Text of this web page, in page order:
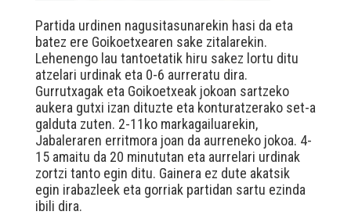
Partida urdinen nagusitasunarekin hasi da eta
batez ere Goikoetxearen sake zitalarekin.
Lehenengo lau tantoetatik hiru sakez lortu ditu
atzelari urdinak eta 0-6 aurreratu dira.
Gurrutxagak eta Goikoetxeak jokoan sartzeko
aukera gutxi izan dituzte eta konturatzerako set-a
galduta zuten. 2-11ko markagailuarekin,
Jabaleraren erritmora joan da aurreneko jokoa. 4-
15 amaitu da 20 minututan eta aurrelari urdinak
zortzi tanto egin ditu. Gainera ez dute akatsik
egin irabazleek eta gorriak partidan sartu ezinda
ibili dira.